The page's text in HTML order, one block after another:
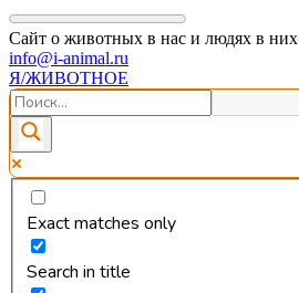
Сайт о животных в нас и людях в них
info@i-animal.ru
Я/ЖИВОТНОЕ
Exact matches only
Search in title